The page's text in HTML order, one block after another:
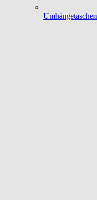
Umhängetaschen